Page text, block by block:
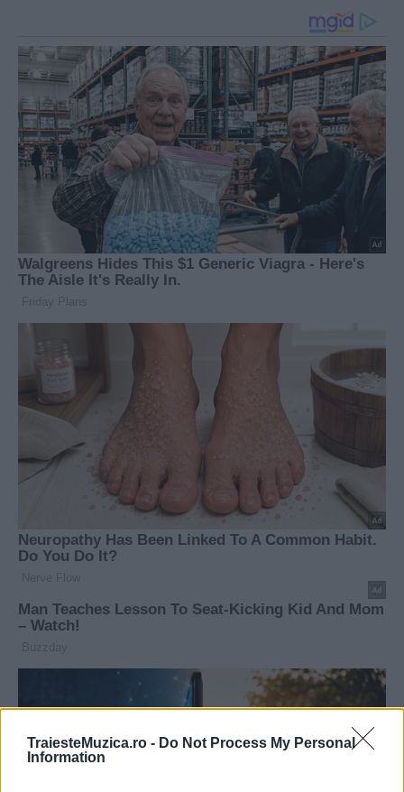
TraiesteMuzica.ro - Do Not Process My Personal
Information